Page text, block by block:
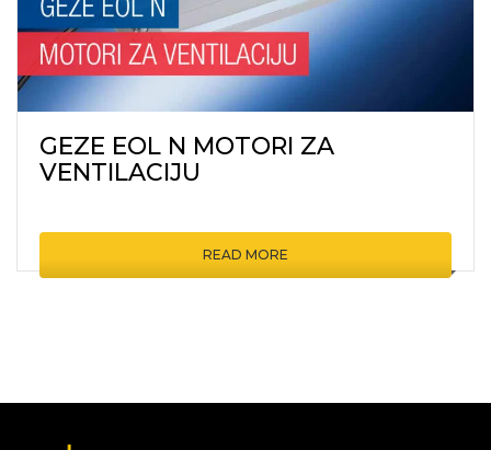
GEZE EOL N MOTORI ZA
VENTILACIJU
READ MORE